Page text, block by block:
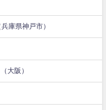
庫県神戸市）
大阪）